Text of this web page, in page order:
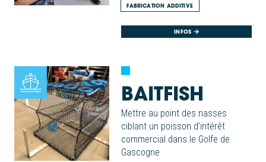
FABRICATION ADDITIVE
INFOS
BAITFISH
Mettre au point des nasses
ciblant un poisson d’intérêt
commercial dans le Golfe de
Gascogne